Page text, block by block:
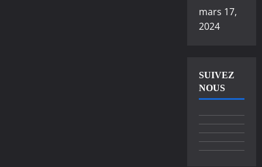
mars 17,
2024
SUIVEZ
NOUS